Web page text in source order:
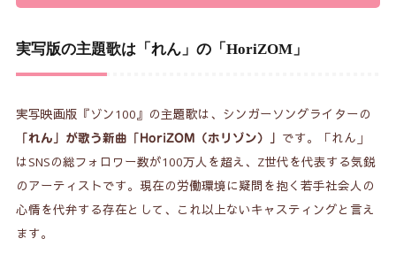
実写版の主題歌は「れん」の「HoriZOM」
実写映画版『ゾン100』の主題歌は、シンガーソングライターの
「れん」が歌う新曲「HoriZOM（ホリゾン）」 です。「れん」
はSNSの総フォロワー数が100万人を超え、Z世代を代表する気鋭
のアーティストです。現在の労働環境に疑問を抱く若手社会人の
心情を代弁する存在として、これ以上ないキャスティングと言え
ます。